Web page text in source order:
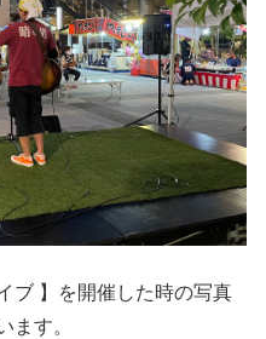
ブ 】を開催した時の写真
ます。